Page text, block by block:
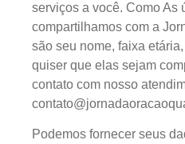
serviços a você. Como As
compartilhamos com a
são seu nome, faixa
quiser que elas sejam
contato com nosso
Podemos fornecer seus